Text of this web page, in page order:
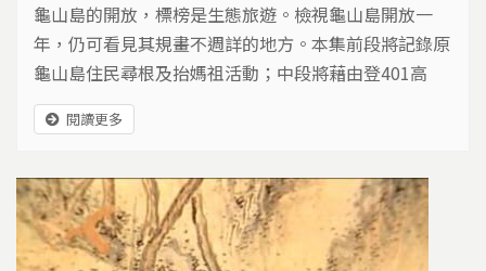
龜山島的開放，標榜是生態旅遊。檢視龜山島開放一
年，仍可看見其規畫不週詳的地方。本集前段將記錄原
龜山島住民尋根及抬媽祖活動；中段將藉由登401高
地，講解龜山島的林相及前人墾荒遺跡。後段則著重在
目前一般生態旅遊解說員（導遊）的不專業，或是在解
景管理處）有責任，遊客也有責任去瞭解生態旅遊的涵
意與意義，遊客若能先試著去瞭解龜山島的歷史文化，
則在旅遊時，將對當地的自然景觀有更深切的認識。
閱讀更多